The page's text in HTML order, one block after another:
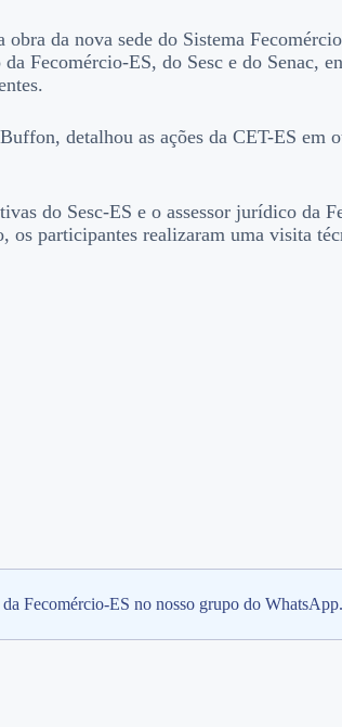
da nova sede do Sistema
Fecomércio-ES, do Sesc e do Senac,
detalhou as ações da CET-ES em
do Sesc-ES e o assessor jurídico da
participantes realizaram uma visita
Fecomércio-ES no nosso grupo do WhatsApp.